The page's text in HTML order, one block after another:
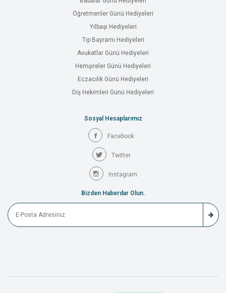
Öğretmenler Günü Hediyeleri
Yılbaşı Hediyeleri
Tıp Bayramı Hediyeleri
Avukatlar Günü Hediyeleri
Hemşireler Günü Hediyeleri
Eczacılık Günü Hediyeleri
Diş Hekimleri Günü Hediyeleri
Sosyal Hesaplarımız
Facebook
Twitter
Instagram
Bizden Haberdar Olun.